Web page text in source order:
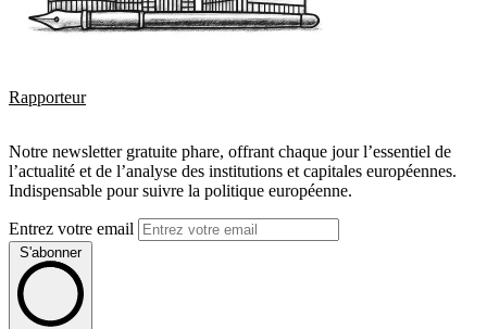
Rapporteur
Notre newsletter gratuite phare, offrant chaque jour l’essentiel de
l’actualité et de l’analyse des institutions et capitales européennes.
Indispensable pour suivre la politique européenne.
Entrez votre email
S'abonner